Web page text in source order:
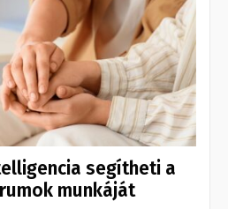
segítheti a
munkáját